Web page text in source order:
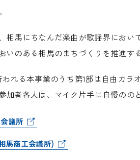
相馬にちなんだ楽曲が歌謡界におい
いのある相馬のまちづくりを推進す
れる本事業のうち第1部は自由カラ
加者各人は、マイク片手に自慢のの
議所
馬商工会議所)